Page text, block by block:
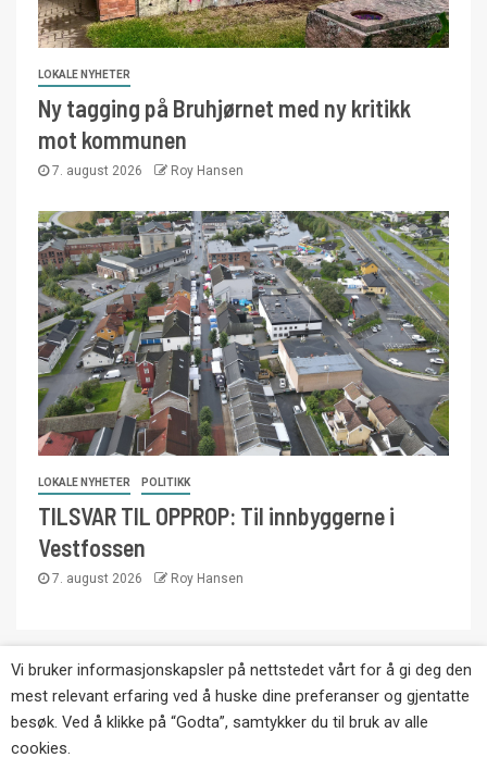
LOKALE NYHETER
Ny tagging på Bruhjørnet med ny kritikk
mot kommunen
7. august 2026 Roy Hansen
LOKALE NYHETER POLITIKK
TILSVAR TIL OPPROP: Til innbyggerne i
Vestfossen
7. august 2026 Roy Hansen
Copyright © Eikernytt.no utgis av Roy’s
Pressetjeneste. Kopiering av tekst, bilder og
annonser er ikke tillatt uten etter avtale med utgiver.
Vi bruker informasjonskapsler på nettstedet vårt for å gi deg den
mest relevant erfaring ved å huske dine preferanser og gjentatte
besøk. Ved å klikke på “Godta”, samtykker du til bruk av alle
cookies.